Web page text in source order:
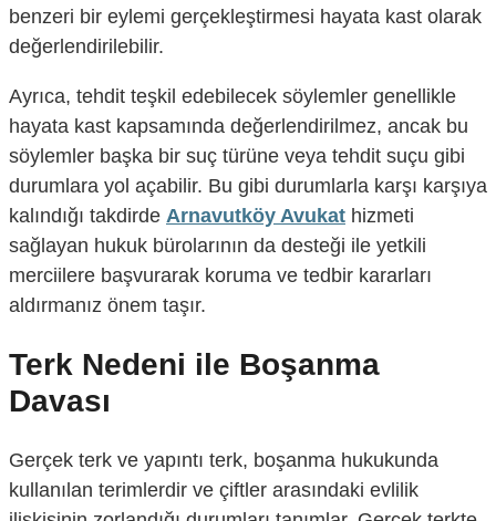
benzeri bir eylemi gerçekleştirmesi hayata kast olarak
değerlendirilebilir.
Ayrıca, tehdit teşkil edebilecek söylemler genellikle
hayata kast kapsamında değerlendirilmez, ancak bu
söylemler başka bir suç türüne veya tehdit suçu gibi
durumlara yol açabilir. Bu gibi durumlarla karşı karşıya
kalındığı takdirde Arnavutköy Avukat hizmeti
sağlayan hukuk bürolarının da desteği ile yetkili
merciilere başvurarak koruma ve tedbir kararları
aldırmanız önem taşır.
Terk Nedeni ile Boşanma
Davası
Gerçek terk ve yapıntı terk, boşanma hukukunda
kullanılan terimlerdir ve çiftler arasındaki evlilik